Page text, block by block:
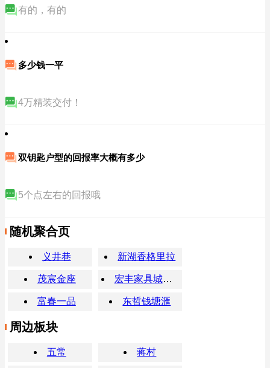
有的，有的
多少钱一平
4万精装交付！
双钥匙户型的回报率大概有多少
5个点左右的回报哦
随机聚合页
义井巷 新湖香格里拉
茂宸金座 宏丰家具城小区
富春一品 东哲钱塘滙
周边板块
五常 蒋村